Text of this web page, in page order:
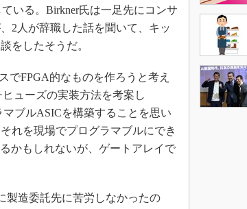
いる。Birkner氏は一足先にコンサ
2人が辞職した話を聞いて、キッ
をしたそうだ。
FPGA的なものを作ろうと考え
ューズの実装方法を考案し
ブルASICを構築することを思い
れを現場でプログラマブルにでき
かもしれないが、ゲートアレイで
製造委託先に苦労しなかったの